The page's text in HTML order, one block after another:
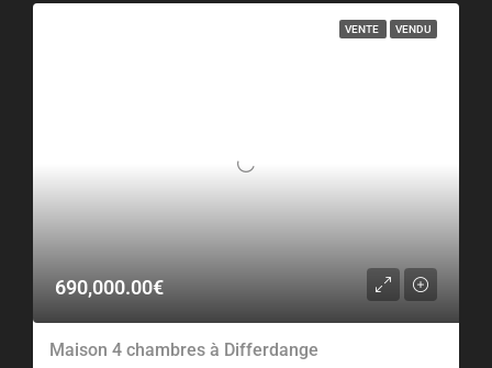
VENTE VENDU
690,000.00€
Maison 4 chambres à Differdange